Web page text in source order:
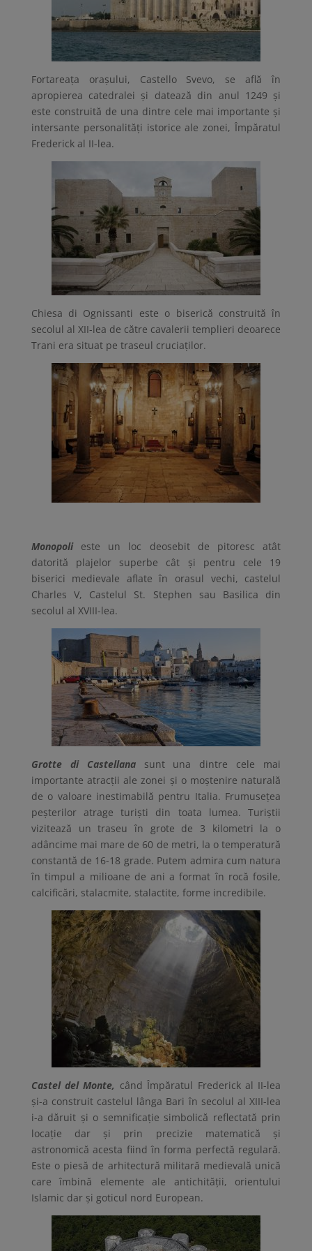
Fortareața orașului, Castello Svevo, se află în
apropierea catedralei și datează din anul 1249 și
este construită de una dintre cele mai importante și
intersante personalități istorice ale zonei, Împăratul
Frederick al II-lea.
Chiesa di Ognissanti este o biserică construită în
secolul al XII-lea de către cavalerii templieri deoarece
Trani era situat pe traseul cruciaților.
Monopoli
este un loc deosebit de pitoresc atât
datorită plajelor superbe cât și pentru cele 19
biserici medievale aflate în orasul vechi, castelul
Charles V, Castelul St. Stephen sau Basilica din
secolul al XVIII-lea.
Grotte di Castellanasunt una dintre cele mai
importante atracții ale zonei și o moștenire naturală
de o valoare inestimabilă pentru Italia. Frumusețea
peșterilor atrage turiști din toata lumea. Turiștii
vizitează un traseu în grote de 3 kilometri la o
adâncime mai mare de 60 de metri, la o temperatură
constantă de 16-18 grade. Putem admira cum natura
în timpul a milioane de ani a format în rocă fosile,
calcificări, stalacmite, stalactite, forme incredibile.
Castel del Monte, când Împăratul Frederick al II-lea
și-a construit castelul lânga Bari în secolul al XIII-lea
i-a dăruit și o semnificație simbolică reflectată prin
locație dar și prin precizie matematică și
astronomică acesta fiind în forma perfectă regulară.
Este o piesă de arhitectură militară medievală unică
care îmbină elemente ale antichității, orientului
Islamic dar și goticul nord European.